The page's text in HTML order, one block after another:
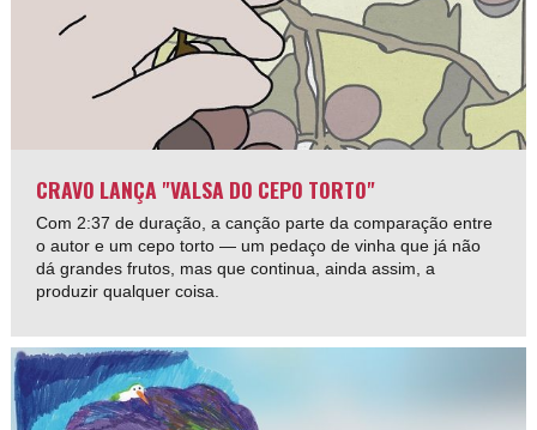
CRAVO LANÇA "VALSA DO CEPO TORTO"
Com 2:37 de duração, a canção parte da comparação entre
o autor e um cepo torto — um pedaço de vinha que já não
dá grandes frutos, mas que continua, ainda assim, a
produzir qualquer coisa.